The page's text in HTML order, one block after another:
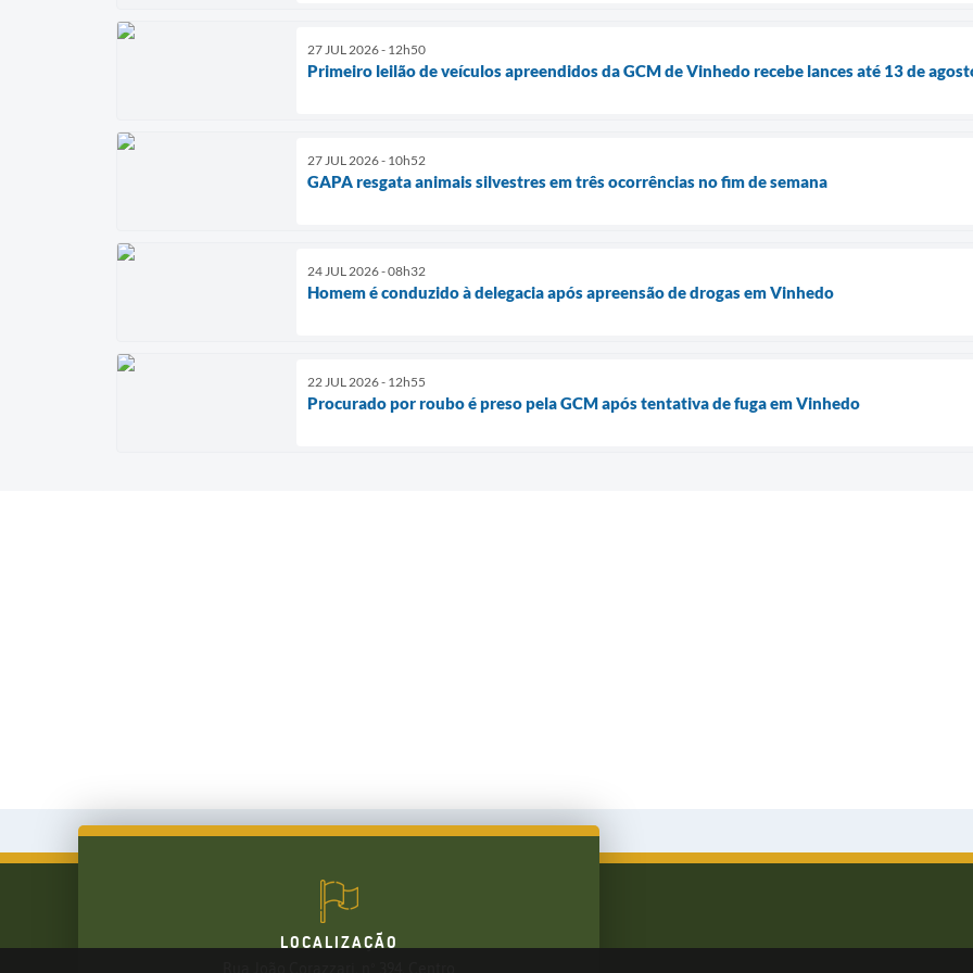
27 JUL 2026 - 12h50
Primeiro leilão de veículos apreendidos da GCM de Vinhedo recebe lances até 13 de
27 JUL 2026 - 10h52
GAPA resgata animais silvestres em três ocorrências no fim de semana
24 JUL 2026 - 08h32
Homem é conduzido à delegacia após apreensão de drogas em Vinhedo
22 JUL 2026 - 12h55
Procurado por roubo é preso pela GCM após tentativa de fuga em Vinhedo
LOCALIZAÇÃO